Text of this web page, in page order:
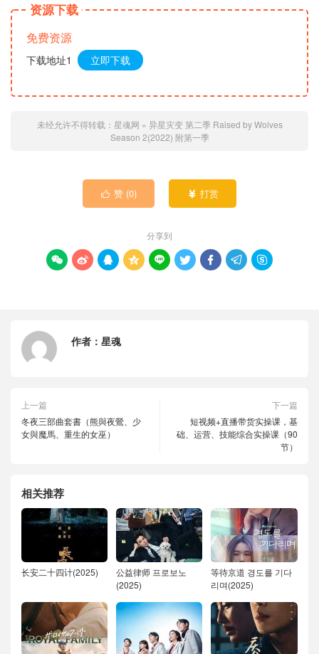
资源下载
免费资源
下载地址1 立即下载
未经允许不得转载： 星魂网 » 异星灾变 第二季 Raised by Wolves
Season 2(2022) 附第一季
 赞 (0)  打赏
分享到
        
作者： 星魂
上一篇
冬夜三部曲套書（熊與夜鶯、少
女與魔馬、重生的女巫）
下一篇
短视频+直播带货实操课，基
础、运营、技能综合实操课（90
节）
相关推荐
长安二十四计(2025)
公益律师 프로보노
(2025)
等待京道 경도를 기다
리며(2025)